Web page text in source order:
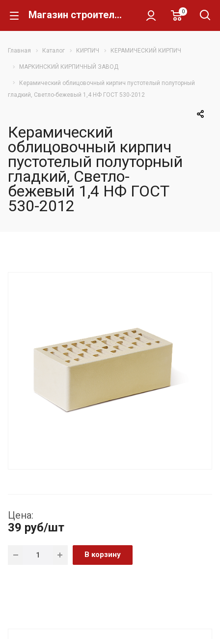
Магазин строительных материалов Склад Кирпича 0
Главная Каталог КИРПИЧ КЕРАМИЧЕСКИЙ КИРПИЧ
МАРКИНСКИЙ КИРПИЧНЫЙ ЗАВОД
Керамический облицовочный кирпич пустотелый полуторный
гладкий, Светло-бежевый 1,4 НФ ГОСТ 530-2012
Керамический
облицовочный кирпич
пустотелый полуторный
гладкий, Светло-
бежевый 1,4 НФ ГОСТ
530-2012
Цена:
39 руб/шт
В корзину